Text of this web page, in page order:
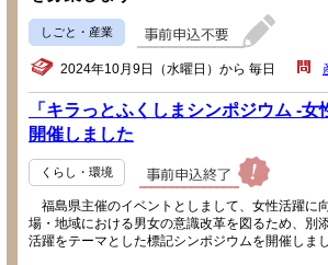
しごと・産業
2024年10月9日（水曜日）から 毎日
「キラっとふくしまシンポジウム -
開催しました
くらし・環境
福島県主催のイベントとしまして、女性活躍に
場・地域における男女の意識改革を図るため、別
活躍をテーマとした標記シンポジウムを開催しまし